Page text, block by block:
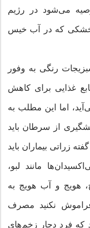
می‌شود در رژیم
خشكی كه در آب خیس
رنگی به وفور
غذایی برای كاهش
اما این مطلب به
از سرطان باید
زراتی بیماران باید
مانند لبو،
هویج و آب هویج به
فراموش نكنید مصرف
فرد دچار زخم‌های